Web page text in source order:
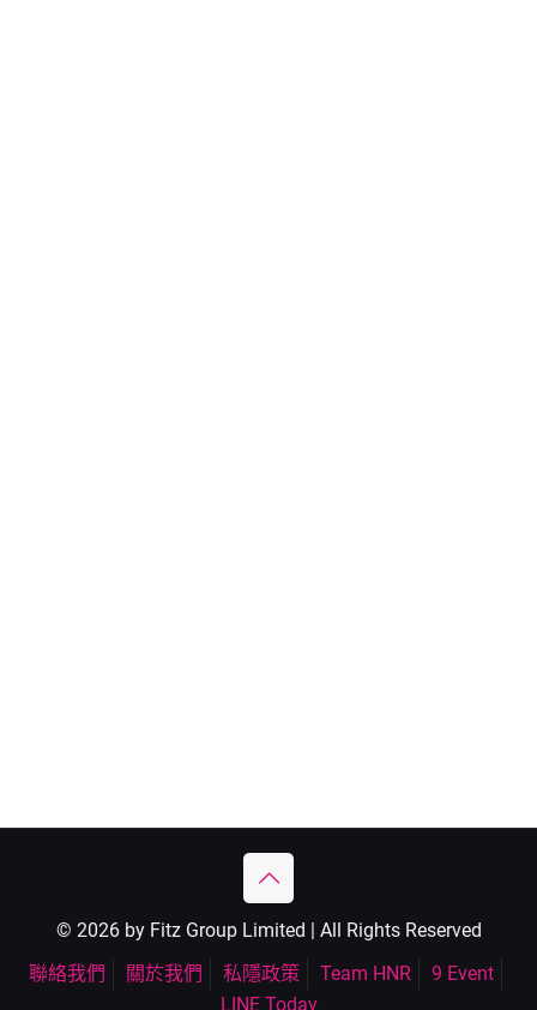
© 2026 by Fitz Group Limited | All Rights Reserved
聯絡我們
關於我們 私隱政策 Team HNR
9 Event
LINE Today